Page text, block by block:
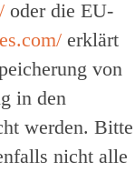
oder die EU-
erklärt
von
in den
werden. Bitte
nicht alle